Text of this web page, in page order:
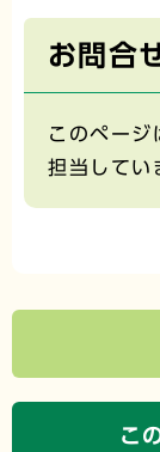
お問合
このページ
担当してい
こ